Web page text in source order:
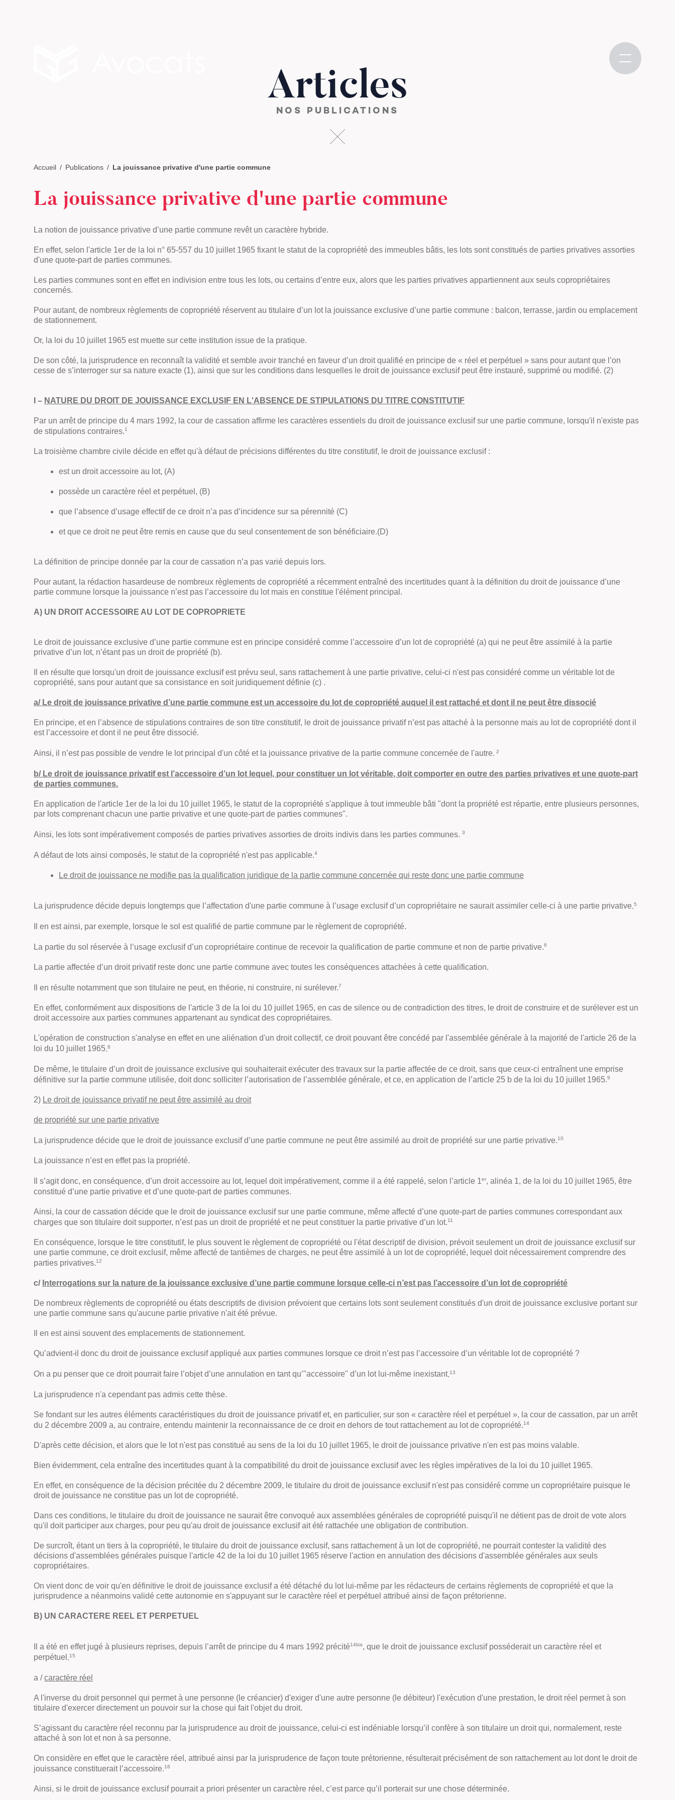
Articles
NOS PUBLICATIONS
Accueil Publications La jouissance privative d'une partie commune
La jouissance privative d'une partie commune
La notion de jouissance privative d’une partie commune revêt un caractère hybride.
En effet, selon l'article 1er de la loi n° 65-557 du 10 juillet 1965 fixant le statut de la copropriété des immeubles bâtis, les lots sont constitués de parties privatives assorties
d'une quote-part de parties communes.
Les parties communes sont en effet en indivision entre tous les lots, ou certains d’entre eux, alors que les parties privatives appartiennent aux seuls copropriétaires
concernés.
Pour autant, de nombreux règlements de copropriété réservent au titulaire d’un lot la jouissance exclusive d’une partie commune : balcon, terrasse, jardin ou emplacement
de stationnement.
Or, la loi du 10 juillet 1965 est muette sur cette institution issue de la pratique.
De son côté, la jurisprudence en reconnaît la validité et semble avoir tranché en faveur d’un droit qualifié en principe de « réel et perpétuel » sans pour autant que l’on
cesse de s’interroger sur sa nature exacte (1), ainsi que sur les conditions dans lesquelles le droit de jouissance exclusif peut être instauré, supprimé ou modifié. (2)
I – NATURE DU DROIT DE JOUISSANCE EXCLUSIF EN L'ABSENCE DE STIPULATIONS DU TITRE CONSTITUTIF
Par un arrêt de principe du 4 mars 1992, la cour de cassation affirme les caractères essentiels du droit de jouissance exclusif sur une partie commune, lorsqu'il n'existe pas
de stipulations contraires.1
La troisième chambre civile décide en effet qu'à défaut de précisions différentes du titre constitutif, le droit de jouissance exclusif :
est un droit accessoire au lot, (A)
possède un caractère réel et perpétuel, (B)
que l’absence d’usage effectif de ce droit n’a pas d’incidence sur sa pérennité (C)
et que ce droit ne peut être remis en cause que du seul consentement de son bénéficiaire.(D)
La définition de principe donnée par la cour de cassation n’a pas varié depuis lors.
Pour autant, la rédaction hasardeuse de nombreux règlements de copropriété a récemment entraîné des incertitudes quant à la définition du droit de jouissance d’une
partie commune lorsque la jouissance n’est pas l’accessoire du lot mais en constitue l'élément principal.
A) UN DROIT ACCESSOIRE AU LOT DE COPROPRIETE
Le droit de jouissance exclusive d’une partie commune est en principe considéré comme l’accessoire d’un lot de copropriété (a) qui ne peut être assimilé à la partie
privative d’un lot, n’étant pas un droit de propriété (b).
Il en résulte que lorsqu'un droit de jouissance exclusif est prévu seul, sans rattachement à une partie privative, celui-ci n'est pas considéré comme un véritable lot de
copropriété, sans pour autant que sa consistance en soit juridiquement définie (c) .
a/ Le droit de jouissance privative d’une partie commune est un accessoire du lot de copropriété auquel il est rattaché et dont il ne peut être dissocié
En principe, et en l’absence de stipulations contraires de son titre constitutif, le droit de jouissance privatif n’est pas attaché à la personne mais au lot de copropriété dont il
est l’accessoire et dont il ne peut être dissocié.
Ainsi, il n’est pas possible de vendre le lot principal d'un côté et la jouissance privative de la partie commune concernée de l'autre. 2
b/ Le droit de jouissance privatif est l’accessoire d’un lot lequel, pour constituer un lot véritable, doit comporter en outre des parties privatives et une quote-part
de parties communes.
En application de l'article 1er de la loi du 10 juillet 1965, le statut de la copropriété s'applique à tout immeuble bâti"dont la propriété est répartie, entre plusieurs personnes,
par lots comprenant chacun une partie privative et une quote-part de parties communes".
Ainsi, les lots sont impérativement composés de parties privatives assorties de droits indivis dans les parties communes.3
A défaut de lots ainsi composés, le statut de la copropriété n'est pas applicable.4
Le droit de jouissance ne modifie pas la qualification juridique de la partie commune concernée qui reste donc une partie commune
La jurisprudence décide depuis longtemps que l’affectation d'une partie commune à l’usage exclusif d’un copropriétaire ne saurait assimiler celle-ci à une partie privative.5
Il en est ainsi, par exemple, lorsque le sol est qualifié de partie commune par le règlement de copropriété.
La partie du sol réservée à l’usage exclusif d’un copropriétaire continue de recevoir la qualification de partie commune et non de partie privative.6
La partie affectée d’un droit privatif reste donc une partie commune avec toutes les conséquences attachées à cette qualification.
Il en résulte notamment que son titulaire ne peut, en théorie, ni construire, ni surélever.7
En effet, conformément aux dispositions de l'article 3 de la loi du 10 juillet 1965, en cas de silence ou de contradiction des titres, le droit de construire et de surélever est un
droit accessoire aux parties communes appartenant au syndicat des copropriétaires.
L'opération de construction s'analyse en effet en une aliénation d'un droit collectif, ce droit pouvant être concédé par l'assemblée générale à la majorité de l'article 26 de la
loi du 10 juillet 1965.8
De même, le titulaire d’un droit de jouissance exclusive qui souhaiterait exécuter des travaux sur la partie affectée de ce droit, sans que ceux-ci entraînent une emprise
définitive sur la partie commune utilisée, doit donc solliciter l’autorisation de l’assemblée générale, et ce, en application de l’article 25 b de la loi du 10 juillet 1965.9
2) Le droit de jouissance privatif ne peut être assimilé au droit
de propriété sur une partie privative
La jurisprudence décide que le droit de jouissance exclusif d’une partie commune ne peut être assimilé au droit de propriété sur une partie privative.10
La jouissance n’est en effet pas la propriété.
Il s’agit donc, en conséquence, d’un droit accessoire au lot, lequel doit impérativement, comme il a été rappelé, selon l’article 1er, alinéa 1, de la loi du 10 juillet 1965, être
constitué d’une partie privative et d’une quote-part de parties communes.
Ainsi, la cour de cassation décide que le droit de jouissance exclusif sur une partie commune, même affecté d’une quote-part de parties communes correspondant aux
charges que son titulaire doit supporter, n’est pas un droit de propriété et ne peut constituer la partie privative d’un lot.11
En conséquence, lorsque le titre constitutif, le plus souvent le règlement de copropriété ou l'état descriptif de division, prévoit seulement un droit de jouissance exclusif sur
une partie commune, ce droit exclusif, même affecté de tantièmes de charges, ne peut être assimilé à un lot de copropriété, lequel doit nécessairement comprendre des
parties privatives.12
c/ Interrogations sur la nature de la jouissance exclusive d’une partie commune lorsque celle-ci n’est pas l’accessoire d’un lot de copropriété
De nombreux règlements de copropriété ou états descriptifs de division prévoient que certains lots sont seulement constitués d'un droit de jouissance exclusive portant sur
une partie commune sans qu'aucune partie privative n'ait été prévue.
Il en est ainsi souvent des emplacements de stationnement.
Qu’advient-il donc du droit de jouissance exclusif appliqué aux parties communes lorsque ce droit n’est pas l’accessoire d’un véritable lot de copropriété ?
On a pu penser que ce droit pourrait faire l’objet d’une annulation en tant qu’"accessoire" d’un lot lui-même inexistant.13
La jurisprudence n'a cependant pas admis cette thèse.
Se fondant sur les autres éléments caractéristiques du droit de jouissance privatif et, en particulier, sur son « caractère réel et perpétuel », la cour de cassation, par un arrêt
du 2 décembre 2009 a, au contraire, entendu maintenir la reconnaissance de ce droit en dehors de tout rattachement au lot de copropriété.14
D'après cette décision, et alors que le lot n'est pas constitué au sens de la loi du 10 juillet 1965, le droit de jouissance privative n'en est pas moins valable.
Bien évidemment, cela entraîne des incertitudes quant à la compatibilité du droit de jouissance exclusif avec les règles impératives de la loi du 10 juillet 1965.
En effet, en conséquence de la décision précitée du 2 décembre 2009, le titulaire du droit de jouissance exclusif n'est pas considéré comme un copropriétaire puisque le
droit de jouissance ne constitue pas un lot de copropriété.
Dans ces conditions, le titulaire du droit de jouissance ne saurait être convoqué aux assemblées générales de copropriété puisqu'il ne détient pas de droit de vote alors
qu'il doit participer aux charges, pour peu qu'au droit de jouissance exclusif ait été rattachée une obligation de contribution.
De surcroît, étant un tiers à la copropriété, le titulaire du droit de jouissance exclusif, sans rattachement à un lot de copropriété, ne pourrait contester la validité des
décisions d'assemblées générales puisque l'article 42 de la loi du 10 juillet 1965 réserve l'action en annulation des décisions d'assemblée générales aux seuls
copropriétaires.
On vient donc de voir qu'en définitive le droit de jouissance exclusif a été détaché du lot lui-même par les rédacteurs de certains règlements de copropriété et que la
jurisprudence a néanmoins validé cette autonomie en s'appuyant sur le caractère réel et perpétuel attribué ainsi de façon prétorienne.
B) UN CARACTERE REEL ET PERPETUEL
Il a été en effet jugé à plusieurs reprises, depuis l’arrêt de principe du 4 mars 1992 précité14bis, que le droit de jouissance exclusif posséderait un caractère réel et
perpétuel .15
a /caractère réel
A l'inverse du droit personnel qui permet à une personne (le créancier) d'exiger d'une autre personne (le débiteur) l'exécution d'une prestation, le droit réel permet à son
titulaire d'exercer directement un pouvoir sur la chose qui fait l'objet du droit.
S’agissant du caractère réel reconnu par la jurisprudence au droit de jouissance, celui-ci est indéniable lorsqu’il confère à son titulaire un droit qui, normalement, reste
attaché à son lot et non à sa personne.
On considère en effet que le caractère réel, attribué ainsi par la jurisprudence de façon toute prétorienne, résulterait précisément de son rattachement au lot dont le droit de
jouissance constituerait l’accessoire.16
Ainsi, si le droit de jouissance exclusif pourraita priori présenter un caractère réel, c’est parce qu’il porterait sur une chose déterminée.